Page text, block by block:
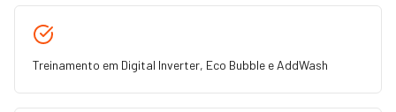
Treinamento em Digital Inverter, Eco Bubble e AddWash